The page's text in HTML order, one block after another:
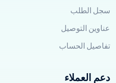
سجل الطلب
عناوين التوصيل
تفاصيل الحساب
دعم العملاء